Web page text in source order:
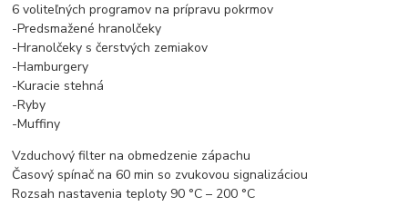
6 voliteľných programov na prípravu pokrmov
-Predsmažené hranolčeky
-Hranolčeky s čerstvých zemiakov
-Hamburgery
-Kuracie stehná
-Ryby
-Muffiny
Vzduchový filter na obmedzenie zápachu
Časový spínač na 60 min so zvukovou signalizáciou
Rozsah nastavenia teploty 90 °C – 200 °C